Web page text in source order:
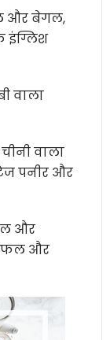
और बेगल,
इंग्लिश
वाला
वाला
पनीर और
और
फल और